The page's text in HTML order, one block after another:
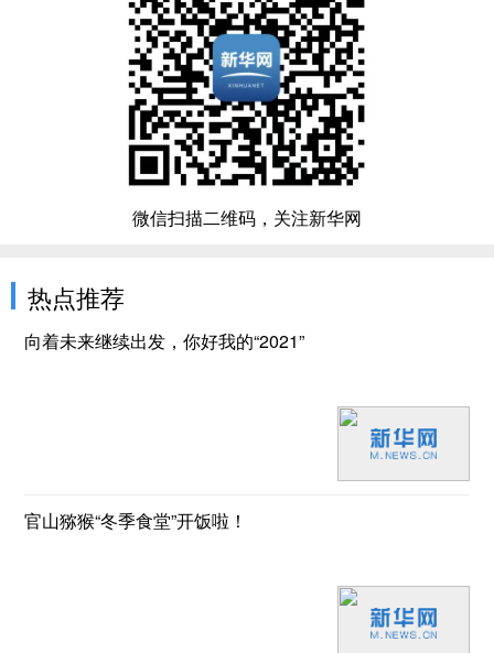
微信扫描二维码，关注新华网
热点推荐
向着未来继续出发，你好我的“2021”
官山猕猴“冬季食堂”开饭啦！